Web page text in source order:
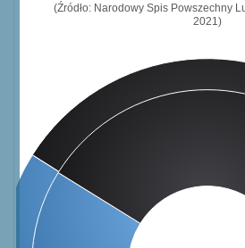
(Źródło: Narodowy Spis Powszechny
2021)